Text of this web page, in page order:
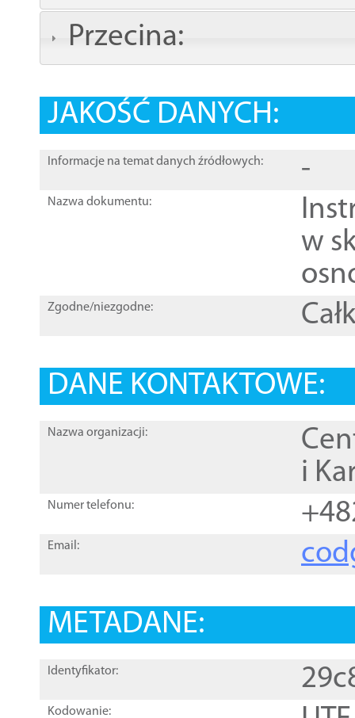
Przecina:
JAKOŚĆ DANYCH:
Informacje na temat danych źródłowych: -
Nazwa dokumentu:
w
Zgodne/niezgodne:
DANE KONTAKTOWE:
Nazwa organizacji:
i
Numer telefonu:
Email:
METADANE:
Identyfikator:
Kodowanie: